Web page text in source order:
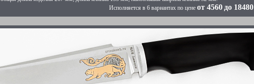
Исполняется в 6 вариантах по цене от 4560 до 18480